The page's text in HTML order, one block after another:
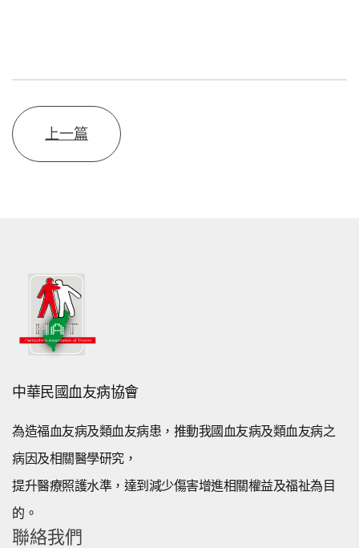
上一篇
中華民國血友病協會
為造福血友病及類血友病患，推動我國血友病及類血友病之
病因及相關醫學研究，
提升醫療照護水準，達到減少傷害增進相關權益及福祉為目
的。
聯絡我們